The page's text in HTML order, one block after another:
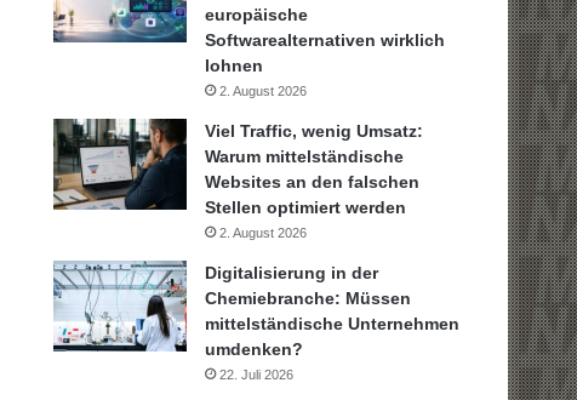
europäische
Softwarealternativen wirklich
lohnen
2. August 2026
Viel Traffic, wenig Umsatz:
Warum mittelständische
Websites an den falschen
Stellen optimiert werden
2. August 2026
Digitalisierung in der
Chemiebranche: Müssen
mittelständische Unternehmen
umdenken?
22. Juli 2026